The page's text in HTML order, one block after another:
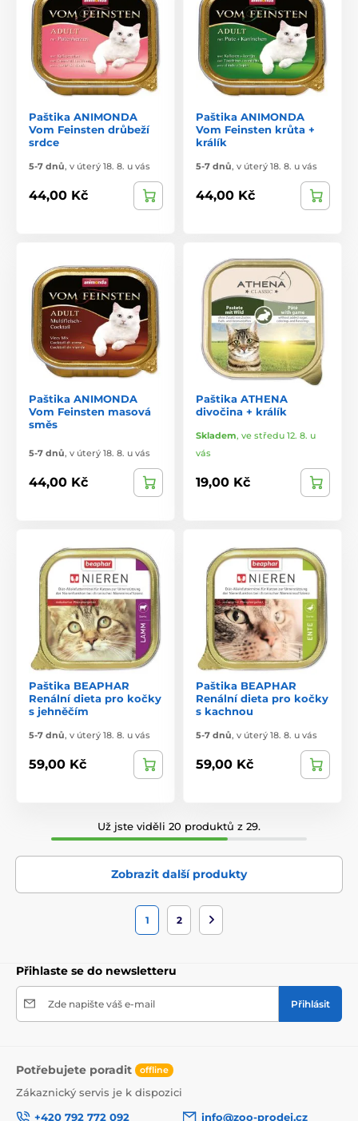
Paštika ANIMONDA
Vom Feinsten drůbeží
srdce
5-7 dnů, v úterý 18. 8. u vás
44,00 Kč
Paštika ANIMONDA
Vom Feinsten krůta +
králík
5-7 dnů, v úterý 18. 8. u vás
44,00 Kč
Paštika ANIMONDA
Vom Feinsten masová
směs
5-7 dnů, v úterý 18. 8. u vás
44,00 Kč
Paštika ATHENA
divočina + králík
Skladem, ve středu 12. 8. u
vás
19,00 Kč
Paštika BEAPHAR
Renální dieta pro kočky
s jehněčím
5-7 dnů, v úterý 18. 8. u vás
59,00 Kč
Paštika BEAPHAR
Renální dieta pro kočky
s kachnou
5-7 dnů, v úterý 18. 8. u vás
59,00 Kč
Už jste viděli 20 produktů z 29.
Zobrazit další produkty
1 2
Přihlaste se do newsletteru
Zde napište váš e-mail Přihlásit
Potřebujete poradit offline
Zákaznický servis je k dispozici
+420 792 772 092
info@zoo-prodej.cz